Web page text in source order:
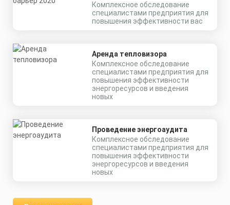
Комплексное обследование
специалистами предприятия для
повышения эффективности вас
Аренда тепловизора
Комплексное обследование
специалистами предприятия для
повышения эффективности
энергоресурсов и введения
новых
Проведение энергоаудита
Комплексное обследование
специалистами предприятия для
повышения эффективности
энергоресурсов и введения
новых